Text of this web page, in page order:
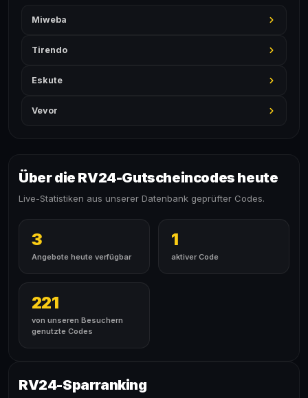
Miweba
Tirendo
Eskute
Vevor
Über die RV24-Gutscheincodes heute
Live-Statistiken aus unserer Datenbank geprüfter Codes.
3
Angebote heute verfügbar
1
aktiver Code
221
von unseren Besuchern
genutzte Codes
RV24-Sparranking